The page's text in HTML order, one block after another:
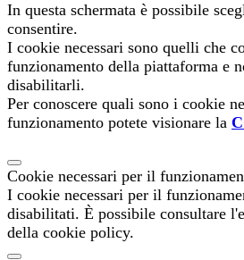
In questa schermata è possibile
consentire.
I cookie necessari sono quelli che
funzionamento della piattaforma e
disabilitarli.
Per conoscere quali sono i cookie
funzionamento potete visionare la
Cookie necessari per il
I cookie necessari per il
disabilitati. È possibile consultare
della cookie policy.